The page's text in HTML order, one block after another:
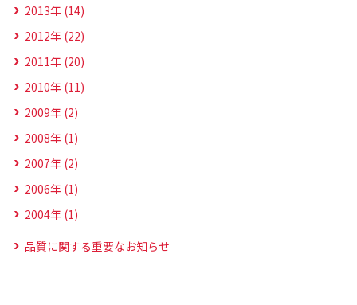
2013年 (14)
2012年 (22)
2011年 (20)
2010年 (11)
2009年 (2)
2008年 (1)
2007年 (2)
2006年 (1)
2004年 (1)
品質に関する重要なお知らせ